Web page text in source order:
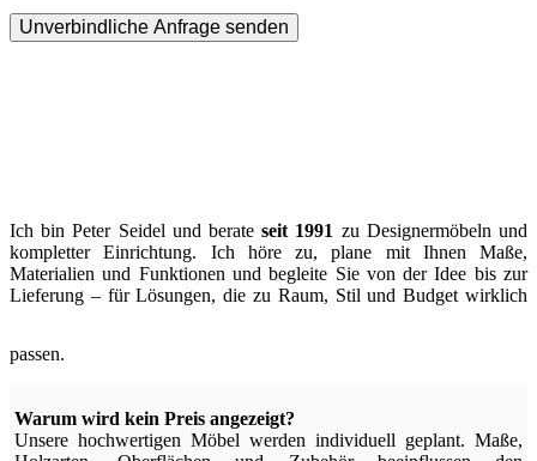
Unverbindliche Anfrage senden
Ich bin Peter Seidel und berateseit 1991 zu Designermöbeln und
kompletter Einrichtung. Ich höre zu, plane mit Ihnen Maße,
Materialien und Funktionen und begleite Sie von der Idee bis zur
Lieferung – für Lösungen, die zu Raum, Stil und Budget wirklich
passen.
Warum wird kein Preis angezeigt?
Unsere hochwertigen Möbel werden individuell geplant. Maße,